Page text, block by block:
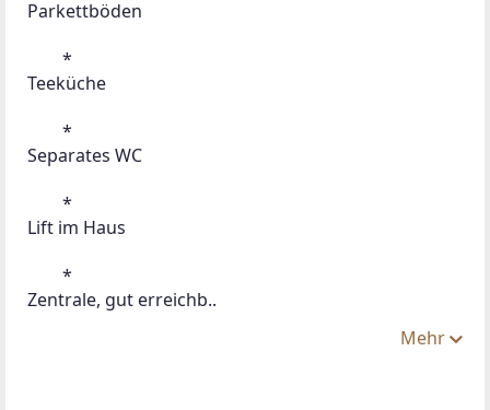
Parkettböden
*
Teeküche
*
Separates WC
*
Lift im Haus
*
Zentrale, gut erreichb..
Mehr